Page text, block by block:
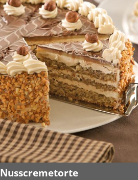
Nusscremetorte